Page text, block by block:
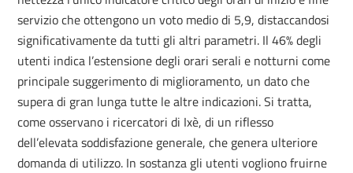
servizio che ottengono un voto medio di 5,9, distaccandosi
significativamente da tutti gli altri parametri. Il 46% degli
utenti indica l’estensione degli orari serali e notturni come
principale suggerimento di miglioramento, un dato che
supera di gran lunga tutte le altre indicazioni. Si tratta,
come osservano i ricercatori di Ixè, di un riflesso
dell’elevata soddisfazione generale, che genera ulteriore
domanda di utilizzo. In sostanza gli utenti vogliono fruirne